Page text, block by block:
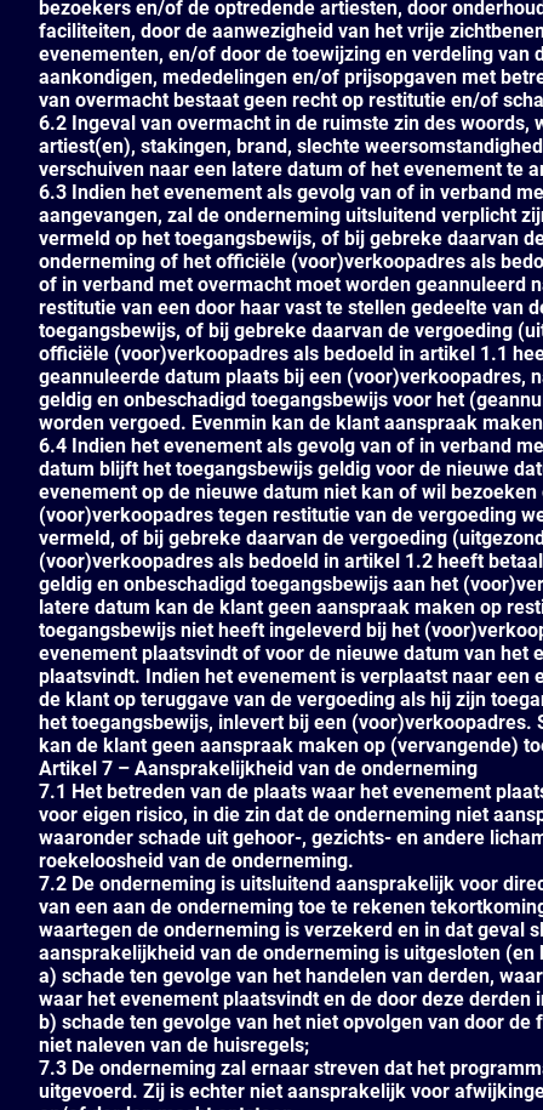
bezoekers en/of de optredende artiesten, door
faciliteiten, door de aanwezigheid van het vrije
evenementen, en/of door de toewijzing en verdeling
aankondigen, mededelingen en/of prijsopgaven met
van overmacht bestaat geen recht op restitutie en/of
6.2 Ingeval van overmacht in de ruimste zin des
artiest(en), stakingen, brand, slechte
verschuiven naar een latere datum of het evenement te
6.3 Indien het evenement als gevolg van of in verband
aangevangen, zal de onderneming uitsluitend verplicht
vermeld op het toegangsbewijs, of bij gebreke daarvan
onderneming of het officiële (voor)verkoopadres als
of in verband met overmacht moet worden geannuleerd
restitutie van een door haar vast te stellen gedeelte van
toegangsbewijs, of bij gebreke daarvan de vergoeding
officiële (voor)verkoopadres als bedoeld in artikel 1.1
geannuleerde datum plaats bij een (voor)verkoopadres,
geldig en onbeschadigd toegangsbewijs voor het
worden vergoed. Evenmin kan de klant aanspraak
6.4 Indien het evenement als gevolg van of in verband
datum blijft het toegangsbewijs geldig voor de nieuwe
evenement op de nieuwe datum niet kan of wil
(voor)verkoopadres tegen restitutie van de vergoeding
vermeld, of bij gebreke daarvan de vergoeding
(voor)verkoopadres als bedoeld in artikel 1.2 heeft
geldig en onbeschadigd toegangsbewijs aan het
latere datum kan de klant geen aanspraak maken op
toegangsbewijs niet heeft ingeleverd bij het
evenement plaatsvindt of voor de nieuwe datum van
plaatsvindt. Indien het evenement is verplaatst naar
de klant op teruggave van de vergoeding als hij zijn
het toegangsbewijs, inlevert bij een
kan de klant geen aanspraak maken op (vervangende)
Artikel 7 – Aansprakelijkheid van de onderneming
7.1 Het betreden van de plaats waar het evenement
voor eigen risico, in die zin dat de onderneming niet
waaronder schade uit gehoor-, gezichts- en andere
roekeloosheid van de onderneming.
7.2 De onderneming is uitsluitend aansprakelijk voor
van een aan de onderneming toe te rekenen
waartegen de onderneming is verzekerd en in dat geval
aansprakelijkheid van de onderneming is uitgesloten
a) schade ten gevolge van het handelen van derden,
waar het evenement plaatsvindt en de door deze derden
b) schade ten gevolge van het niet opvolgen van door
niet naleven van de huisregels;
7.3 De onderneming zal ernaar streven dat het
uitgevoerd. Zij is echter niet aansprakelijk voor